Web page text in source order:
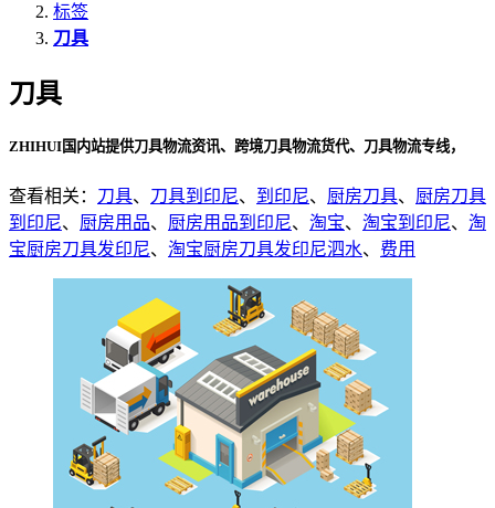
标签
刀具
刀具
ZHIHUI国内站提供刀具物流资讯、跨境刀具物流货代、刀具物流专线，
查看相关： 刀具、 刀具到印尼、 到印尼、 厨房刀具、 厨房刀具
到印尼、 厨房用品、 厨房用品到印尼、 淘宝、 淘宝到印尼、 淘
宝厨房刀具发印尼、 淘宝厨房刀具发印尼泗水、 费用